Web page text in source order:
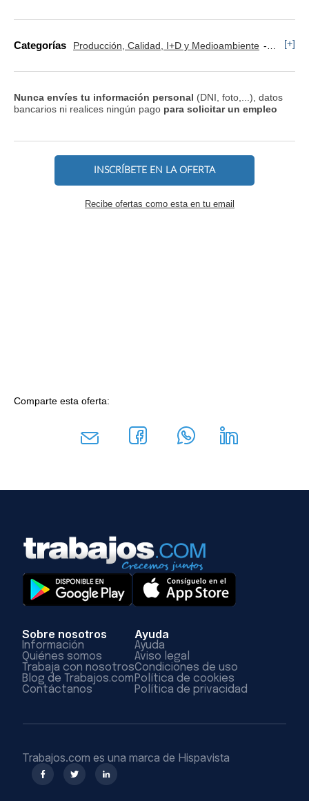
Categorías Producción, Calidad, I+D y Medioambiente [+]
Nunca envíes tu información personal (DNI, foto,...), datos
bancarios ni realices ningún pago para solicitar un empleo
INSCRÍBETE EN LA OFERTA
Recibe ofertas como esta en tu email
Comparte esta oferta:
Sobre nosotros
Información
Quiénes somos
Trabaja con nosotros
Blog de Trabajos.com
Contáctanos
Ayuda
Ayuda
Aviso legal
Condiciones de uso
Política de cookies
Política de privacidad
Trabajos.com es una marca de Hispavista